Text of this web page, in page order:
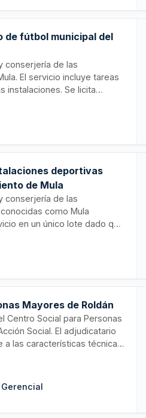
de fútbol municipal del
conserjería de las
El servicio incluye tareas
instalaciones. Se licita
deportivas
de Mula
conserjería de las
como Mula
en un único lote dado que
en perfectas
medios personales y
Mayores de Roldán
Centro Social para Personas
Social. El adjudicatario
a las características técnicas